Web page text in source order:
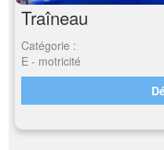
Traîneau
Catégorie :
E - motricité